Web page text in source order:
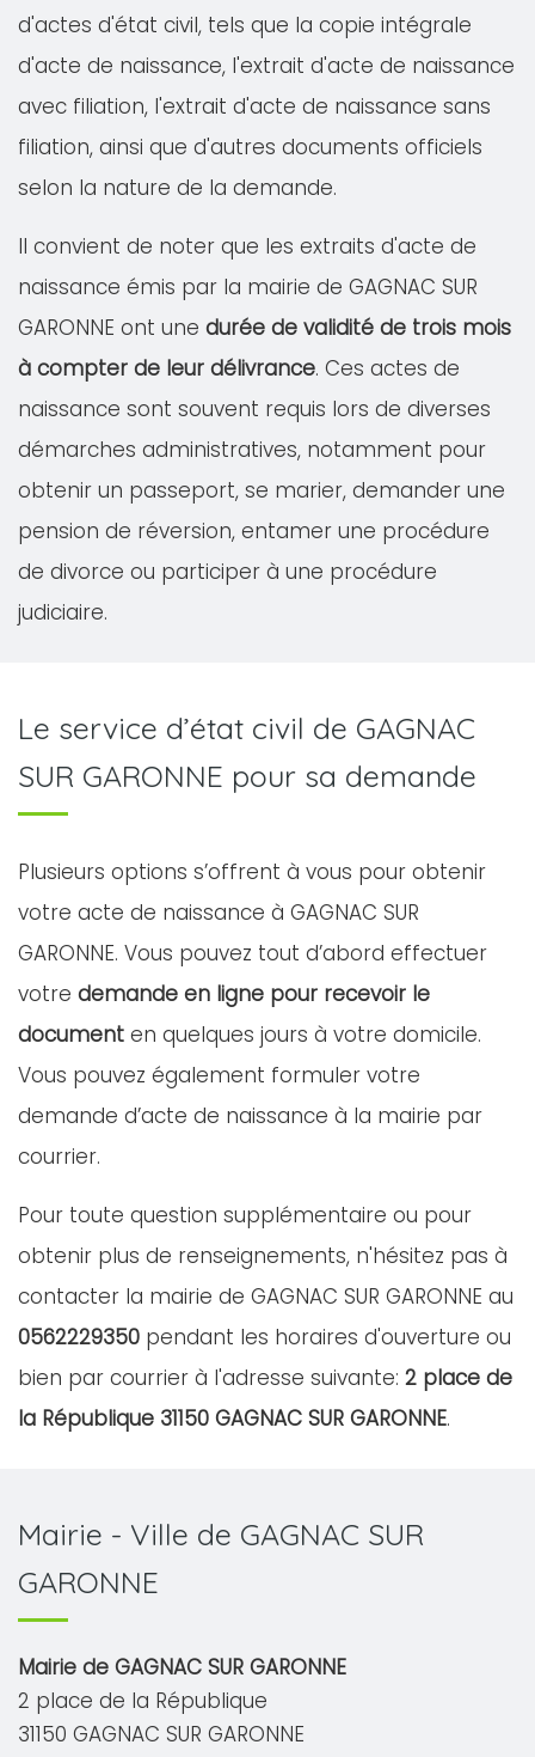
d'actes d'état civil, tels que la copie intégrale
d'acte de naissance, l'extrait d'acte de naissance
avec filiation, l'extrait d'acte de naissance sans
filiation, ainsi que d'autres documents officiels
selon la nature de la demande.
Il convient de noter que les extraits d'acte de
naissance émis par la mairie de GAGNAC SUR
GARONNE ont une durée de validité de trois mois
à compter de leur délivrance. Ces actes de
naissance sont souvent requis lors de diverses
démarches administratives, notamment pour
obtenir un passeport, se marier, demander une
pension de réversion, entamer une procédure
de divorce ou participer à une procédure
judiciaire.
Le service d’état civil de GAGNAC
SUR GARONNE pour sa demande
Plusieurs options s’offrent à vous pour obtenir
votre acte de naissance à GAGNAC SUR
GARONNE. Vous pouvez tout d’abord effectuer
votre demande en ligne pour recevoir le
document en quelques jours à votre domicile.
Vous pouvez également formuler votre
demande d’acte de naissance à la mairie par
courrier.
Pour toute question supplémentaire ou pour
obtenir plus de renseignements, n'hésitez pas à
contacter la mairie de GAGNAC SUR GARONNE au
0562229350 pendant les horaires d'ouverture ou
bien par courrier à l'adresse suivante: 2 place de
la République 31150 GAGNAC SUR GARONNE.
Mairie - Ville de GAGNAC SUR
GARONNE
Mairie de GAGNAC SUR GARONNE
2 place de la République
31150 GAGNAC SUR GARONNE